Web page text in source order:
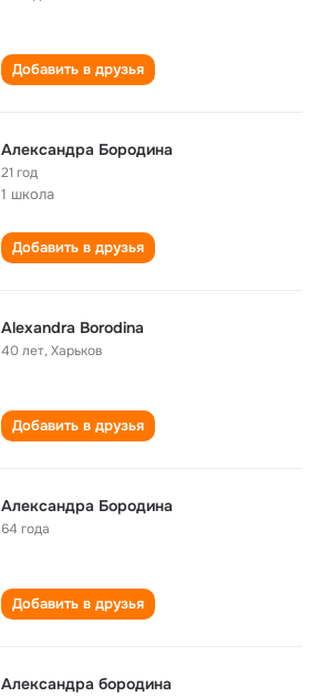
Добавить в друзья
Александра Бородина
21 год
1 школа
Добавить в друзья
Alexandra Borodina
40 лет,Харьков
Добавить в друзья
Александра Бородина
64 года
Добавить в друзья
Александра бородина